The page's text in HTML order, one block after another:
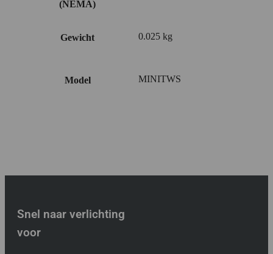
(NEMA)
Gewicht 0.025 kg
Model MINITWS
Snel naar verlichting
voor